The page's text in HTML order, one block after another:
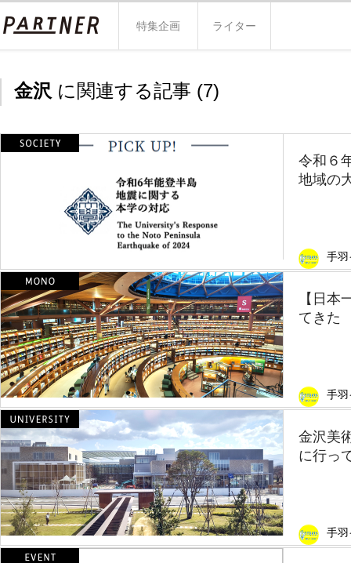
特集企画 ライター
金沢 に関連する記事 (7)
令和６
地域の
手羽
【日本
てきた
手羽
金沢美
に行っ
手羽